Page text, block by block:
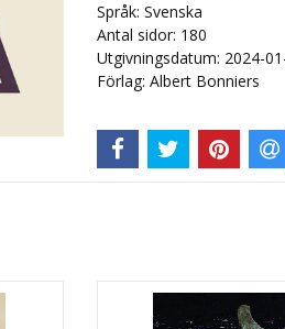
Språk: Svenska
Antal sidor: 180
Utgivningsdatum: 2024-
Förlag: Albert Bonniers